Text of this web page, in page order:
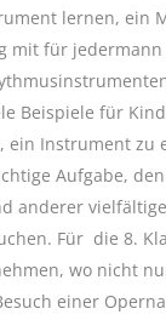
lernen, ein
mit für
Beispiele für
ein Instrument zu
Aufgabe,
anderer
Für die 8.
wo nicht
einer